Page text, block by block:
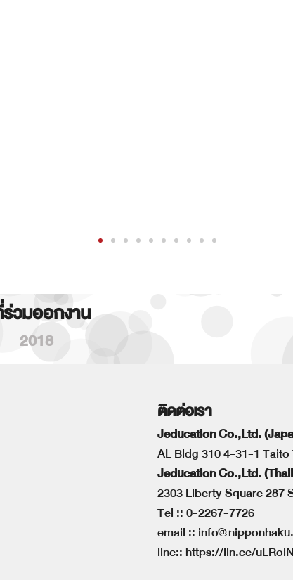
วมออกงาน
2018
ติดต่อเรา
Jeducation Co.,Ltd.
AL Bldg 310 4-31-1
Jeducation Co.,Ltd.
2303 Liberty Square 287
Tel ::0-2267-7726
email ::
line::https://lin.ee/